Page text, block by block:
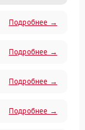
Подробнее →
Подробнее →
Подробнее →
Подробнее →